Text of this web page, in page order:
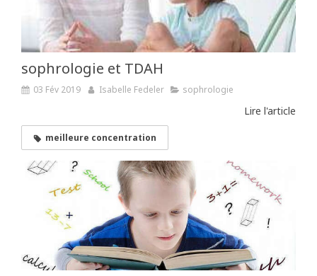
sophrologie et TDAH
03 Fév 2019 Isabelle Fedeler sophrologie
Lire l'article
meilleure concentration